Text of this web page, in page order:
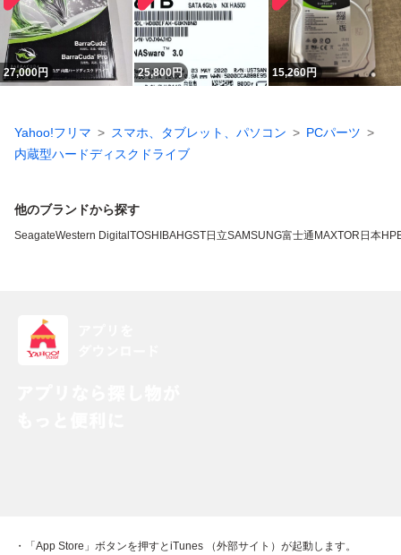
27,000円 25,800円 15,260円
Yahoo!フリマ スマホ、タブレット、パソコン
PCパーツ
内蔵型ハードディスクドライブ
他のブランドから探す
SeagateWestern Digital TOSHIBAHGST日立SAMSUNG富士通 MAXTOR 日本HP
・「App Store」ボタンを押すとiTunes （外部サイト）が起動します。